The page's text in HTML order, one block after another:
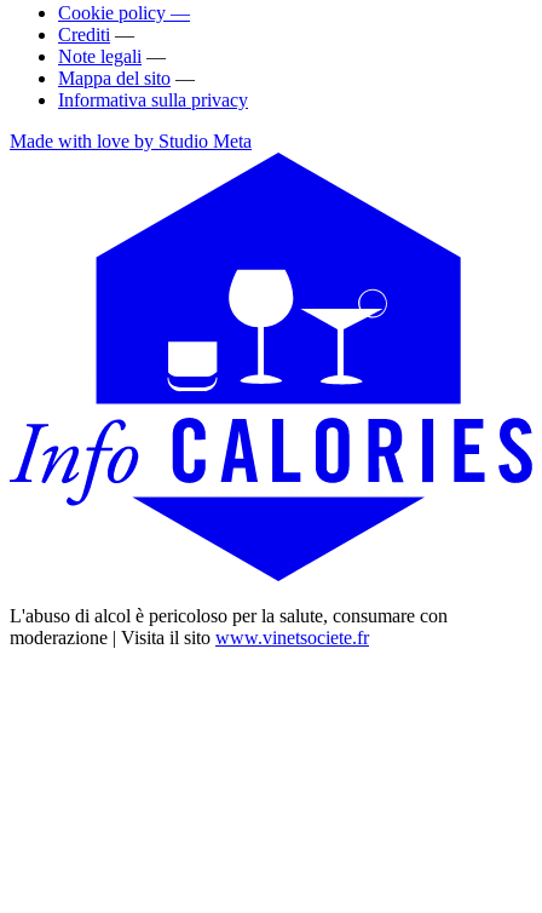
Cookie policy —
Crediti —
Note legali —
Mappa del sito —
Informativa sulla privacy
Made with love by Studio Meta
L'abuso di alcol è pericoloso per la salute, consumare con
moderazione | Visita il sito www.vinetsociete.fr